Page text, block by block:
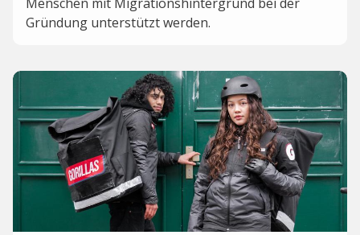
Gründung unterstützt werden.